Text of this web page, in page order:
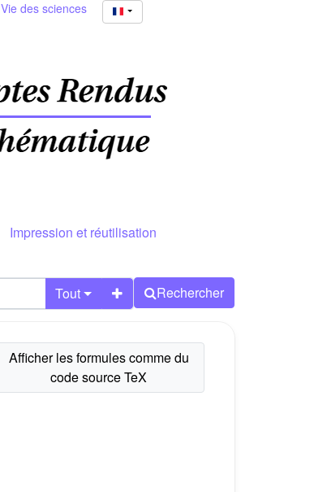
Vie des sciences
Impression et réutilisation
Tout Rechercher